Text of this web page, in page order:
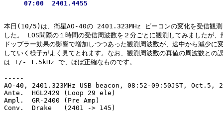
本日(10/5)は、衛星AO-40の 2401.323MHz ビーコンの変化を受信観測
した。 LOS間際の１時間の受信周波数を２分ごとに観測してみましたが、
ドップラー効果の影響で増加しつつあった観測周波数が、途中から減少に
していく様子がよく見てとれます。なお、観測周波数の真値の周波数との
は +/- 1.5kHz で、ほぼ正確なものです。
-----
AO-40, 2401.323MHz USB beacon, 08:52-09:50JST, Oct.5,
Ante.  HGL2429 (Loop 29 ele)
Ampl.  GR-2400 (Pre Amp)